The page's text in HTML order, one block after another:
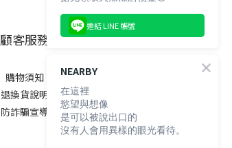
顧客服務
購物須知
退換貨說明
防詐騙宣導
連結 LINE 帳號
NEARBY
在這裡
慾望與想像
是可以被說出口的
沒有人會用異樣的眼光看待。